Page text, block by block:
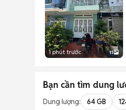
1 phút trước 11
Bạn cần tìm dung
Dung lượng: 64 GB